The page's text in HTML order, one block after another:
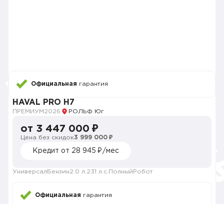
Официальная гарантия
HAVAL PRO H7
ПРЕМИУМ 2026 РОЛЬФ Юг
от 3 447 000 ₽
Цена без скидок3 999 000 ₽
Кредит от 28 945 ₽/мес
Универсал Бензин2.0 л. 231 л.с. Полный Робот
Официальная гарантия